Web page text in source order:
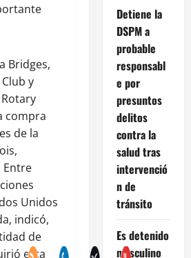
Bridges,
y
compra
de la
Entre
Unidos
indicó,
de
esta
Detiene la
DSPM a
probable
responsabl
e por
presuntos
delitos
contra la
salud tras
intervenció
n de
tránsito
Es detenido
masculino